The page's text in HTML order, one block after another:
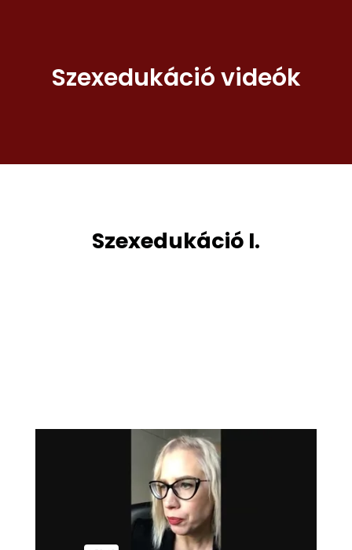
Szexedukáció videók
Szexedukáció I.